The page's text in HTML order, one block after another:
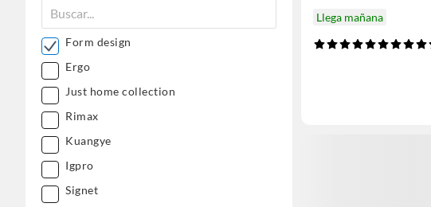
Form design
Ergo
Just home collection
Rimax
Kuangye
Igpro
Signet
Llega mañana